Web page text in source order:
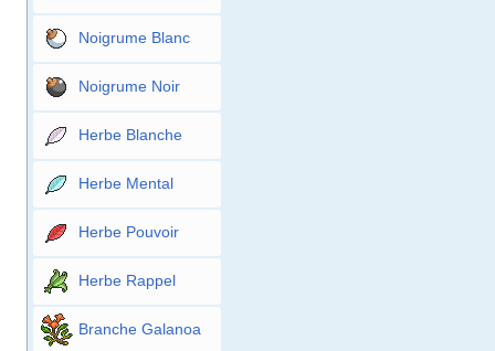
Noigrume Blanc
Noigrume Noir
Herbe Blanche
Herbe Mental
Herbe Pouvoir
Herbe Rappel
Branche Galanoa